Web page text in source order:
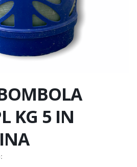
KG 5 IN